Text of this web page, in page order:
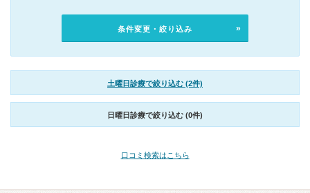
条件変更・絞り込み
土曜日診療で絞り込む (2件)
日曜日診療で絞り込む (0件)
口コミ検索はこちら